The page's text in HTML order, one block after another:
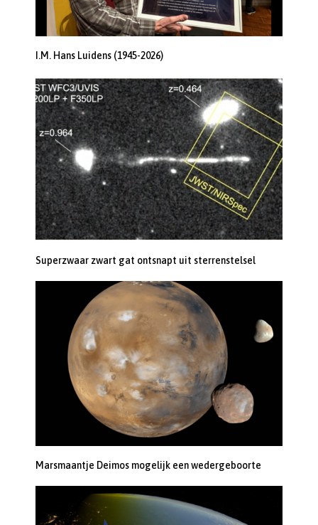
I.M. Hans Luidens (1945-2026)
Superzwaar zwart gat ontsnapt uit sterrenstelsel
Marsmaantje Deimos mogelijk een wedergeboorte